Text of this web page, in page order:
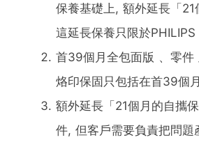
保養基礎上, 額外延長「21
這延長保養只限於PHILIPS
首39個月全包面版 、零件
烙印保固只包括在首39個
額外延長「21個月的自攜
件, 但客戶需要負責把問題